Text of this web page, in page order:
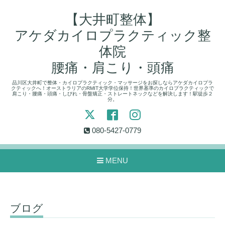
【大井町整体】
アケダカイロプラクティック整
体院
腰痛・肩こり・頭痛
品川区大井町で整体・カイロプラクティック・マッサージをお探しならアケダカイロプラ
クティックへ！オーストラリアのRMIT大学学位保持！世界基準のカイロプラクティックで
肩こり・腰痛・頭痛・しびれ・骨盤矯正・ストレートネックなどを解決します！駅徒歩２
分。
080-5427-0779
MENU
ブログ